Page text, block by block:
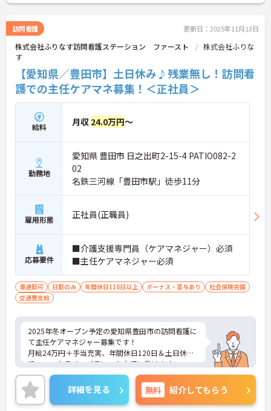
訪問看護 更新日：2025年11月13日
株式会社ふりなす訪問看護ステーション ファースト
株式会社ふりな
す
【愛知県／豊田市】土日休み♪残業無し！訪問看
護での主任ケアマネ募集！＜正社員＞
給料 月収 24.0万円～
勤務地
愛知県 豊田市 日之出町2-15-4 PATIO082-2
02
名鉄三河線「豊田市駅」徒歩11分
雇用形態 正社員(正職員)
応募要件
■介護支援専門員（ケアマネジャー）必須
■主任ケアマネジャー必須
車通勤可 日勤のみ 年間休日110日以上 ボーナス・賞与あり
社会保険完備
交通費支給
2025年冬オープン予定の愛知県豊田市の訪問看護に
て主任ケアマネジャー募集です！
月給24万円＋手当充実、年間休日120日＆土日休み
で、ワークライフバランスを大切に働けます。
車通勤OK・駐車場ありと通勤も便利です。オープニ
ングスタッフとしての経験も積めるこのチャンス、
ご興味がある方は、ご面接のポイントをお伝えしま
すので、お気軽にお問い合わせください。
詳細を見る 無料 紹介してもらう